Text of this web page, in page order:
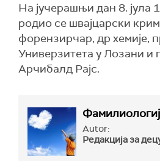
На јучерашњи дан 8. јула
родио се швајцарски
форензирчар, др хемије,
Универзитета у Лозани и
Арчибалд Рајс.
Autor:
Редакција за